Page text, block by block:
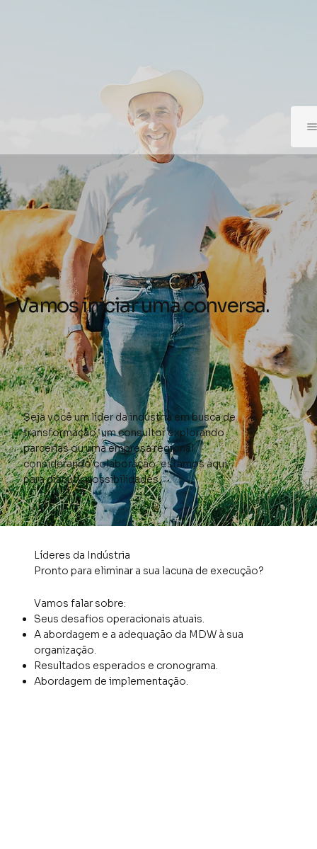
Vamos iniciar uma conversa.
Seja você um líder da indústria em busca de
transformação, um consultor explorando
parcerias ou uma empresa regional
considerando colaboração, estamos aqui
para discutir possibilidades.
Vamos falar sobre:
Seus desafios operacionais atuais.
A abordagem e a adequação da MDW à sua
organização.
Resultados esperados e cronograma.
Abordagem de implementação.
Líderes da Indústria
Pronto para eliminar a sua lacuna de execução?